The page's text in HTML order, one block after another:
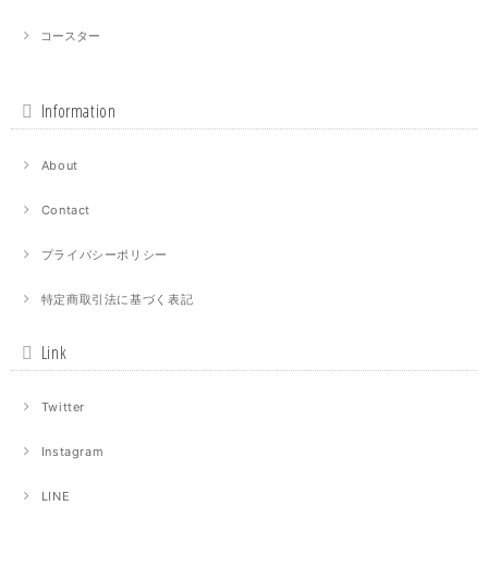
コースター
Information
About
Contact
プライバシーポリシー
特定商取引法に基づく表記
Link
Twitter
Instagram
LINE